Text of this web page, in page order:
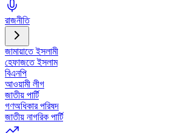
রাজনীতি
জামায়াতে ইসলামী
হেফাজতে ইসলাম
বিএনপি
আওয়ামী লীগ
জাতীয় পার্টি
গণঅধিকার পরিষদ
জাতীয় নাগরিক পার্টি